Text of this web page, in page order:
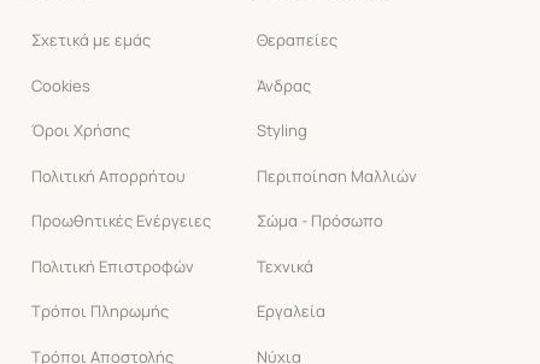
Σχετικά με εμάς
Cookies
Όροι Χρήσης
Πολιτική Απορρήτου
Προωθητικές Ενέργειες
Πολιτική Επιστροφών
Τρόποι Πληρωμής
Τρόποι Αποστολής
Θεραπείες
Άνδρας
Styling
Περιποίηση Μαλλιών
Σώμα - Πρόσωπο
Τεχνικά
Εργαλεία
Νύχια